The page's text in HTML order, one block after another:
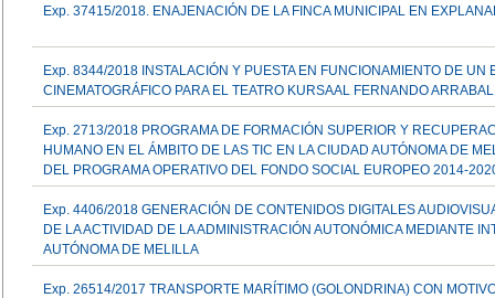
Exp. 37415/2018. ENAJENACIÓN DE LA FINCA MUNICIPAL EN
Exp. 8344/2018 INSTALACIÓN Y PUESTA EN FUNCIONAMIENTO DE UN
CINEMATOGRÁFICO PARA EL TEATRO KURSAAL FERNANDO ARRABAL
Exp. 2713/2018 PROGRAMA DE FORMACIÓN SUPERIOR Y
HUMANO EN EL ÁMBITO DE LAS TIC EN LA CIUDAD AUTÓNOMA DE
DEL PROGRAMA OPERATIVO DEL FONDO SOCIAL EUROPEO 2014-
Exp. 4406/2018 GENERACIÓN DE CONTENIDOS DIGITALES
DE LA ACTIVIDAD DE LA ADMINISTRACIÓN AUTONÓMICA MEDIANTE
AUTÓNOMA DE MELILLA
Exp. 26514/2017 TRANSPORTE MARÍTIMO (GOLONDRINA) CON